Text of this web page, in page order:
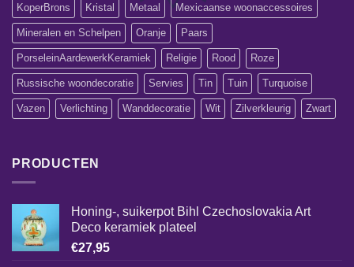
KoperBrons Kristal Metaal Mexicaanse woonaccessoires
Mineralen en Schelpen Oranje Paars
PorseleinAardewerkKeramiek Religie Rood Roze
Russische woondecoratie Servies Tin Tuin Turquoise
Vazen Verlichting Wanddecoratie Wit Zilverkleurig Zwart
PRODUCTEN
Honing-, suikerpot Bihl Czechoslovakia Art
Deco keramiek plateel
€27,95